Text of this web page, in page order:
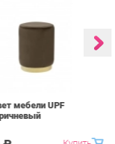
ГОРОДА